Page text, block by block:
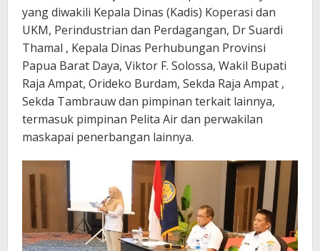
yang diwakili Kepala Dinas (Kadis) Koperasi dan
UKM, Perindustrian dan Perdagangan, Dr Suardi
Thamal , Kepala Dinas Perhubungan Provinsi
Papua Barat Daya, Viktor F. Solossa, Wakil Bupati
Raja Ampat, Orideko Burdam, Sekda Raja Ampat ,
Sekda Tambrauw dan pimpinan terkait lainnya,
termasuk pimpinan Pelita Air dan perwakilan
maskapai penerbangan lainnya.